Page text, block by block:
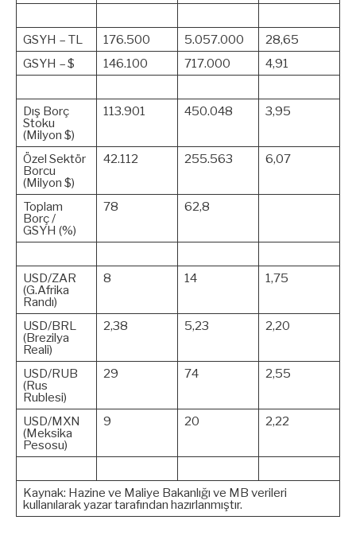
GSYH – TL 176.500 5.057.000
28,65
GSYH – $
146.100 717.000 4,91
Dış Borç
Stoku
(Milyon $)
113.901 450.048 3,95
Özel Sektör
Borcu
(Milyon $)
42.112 255.563 6,07
Toplam
Borç /
GSYH (%)
78 62,8
USD/ZAR
(G.Afrika
Randı)
8 14 1,75
USD/BRL
(Brezilya
Reali)
2,38 5,23 2,20
USD/RUB
(Rus
Rublesi)
29 74 2,55
USD/MXN
(Meksika
Pesosu)
9 20 2,22
Kaynak: Hazine ve Maliye Bakanlığı ve MB verileri
kullanılarak yazar tarafından hazırlanmıştır.